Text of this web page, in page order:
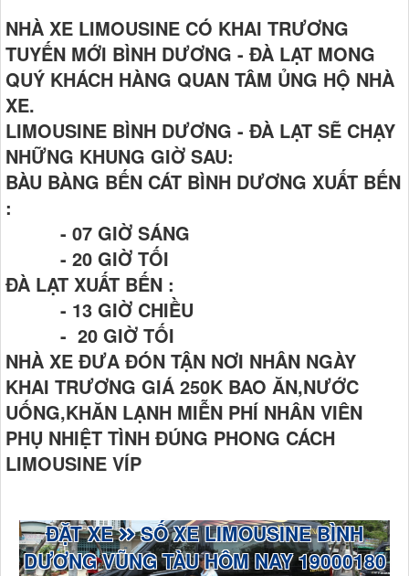
NHÀ XE LIMOUSINE CÓ KHAI TRƯƠNG
TUYẾN MỚI BÌNH DƯƠNG - ĐÀ LẠT MONG
QUÝ KHÁCH HÀNG QUAN TÂM ỦNG HỘ NHÀ
XE.
LIMOUSINE BÌNH DƯƠNG - ĐÀ LẠT SẼ CHẠY
NHỮNG KHUNG GIỜ SAU:
BÀU BÀNG BẾN CÁT BÌNH DƯƠNG XUẤT BẾN
:
- 07 GIỜ SÁNG
- 20 GIỜ TỐI
ĐÀ LẠT XUẤT BẾN :
- 13 GIỜ CHIỀU
- 20 GIỜ TỐI
NHÀ XE ĐƯA ĐÓN TẬN NƠI NHÂN NGÀY
KHAI TRƯƠNG GIÁ 250K BAO ĂN,NƯỚC
UỐNG,KHĂN LẠNH MIỄN PHÍ NHÂN VIÊN
PHỤ NHIỆT TÌNH ĐÚNG PHONG CÁCH
LIMOUSINE VÍP
ĐẶT XE SỐ XE LIMOUSINE BÌNH
DƯƠNG VŨNG TÀU HÔM NAY 19000180